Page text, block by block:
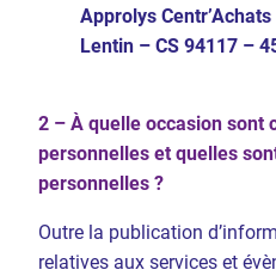
Approlys
Lentin – CS 94117 –
2 – À quelle occasion sont
personnelles et quelles
personnelles ?
Outre la publication
relatives aux services et